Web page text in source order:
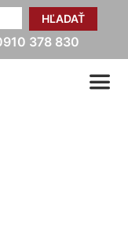
HĽADAŤ
378 830